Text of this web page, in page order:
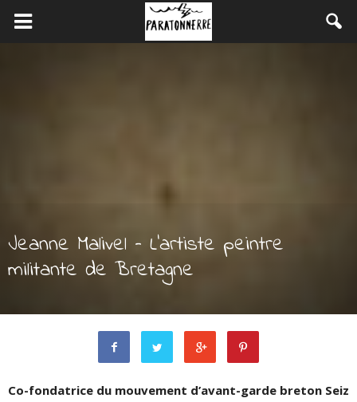
Jeanne Malivel – L’artiste peintre
militante de Bretagne
Co-fondatrice du mouvement d’avant-garde breton Seiz